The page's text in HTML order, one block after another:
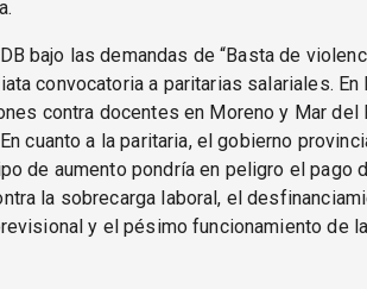
bajo las demandas de “Basta de
convocatoria a paritarias salariales.
contra docentes en Moreno y Mar del
cuanto a la paritaria, el gobierno
de aumento pondría en peligro el pago
la sobrecarga laboral, el
y el pésimo funcionamiento de